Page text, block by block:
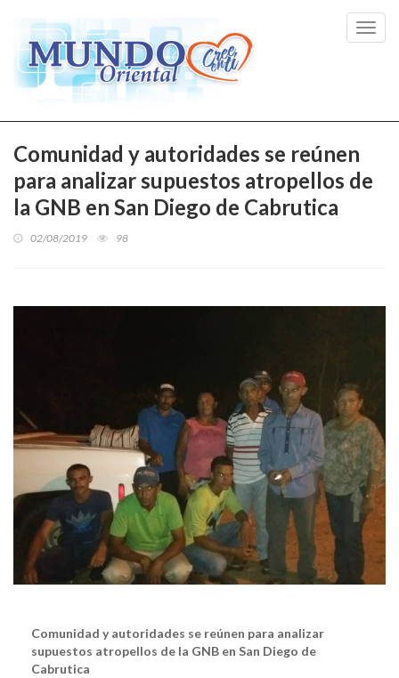
Comunidad y autoridades se reúnen
para analizar supuestos atropellos de
la GNB en San Diego de Cabrutica
02/08/2019 98
Comunidad y autoridades se reúnen para analizar
supuestos atropellos de la GNB en San Diego de
Cabrutica